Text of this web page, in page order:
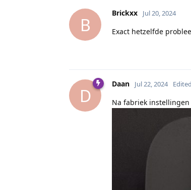
B
Brickxx Jul 20, 2024
Exact hetzelfde
D
Daan Jul 22, 2024 Edited
Na fabriek